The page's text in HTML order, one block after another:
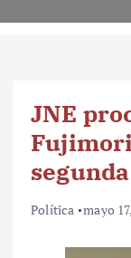
JNE
Política mayo